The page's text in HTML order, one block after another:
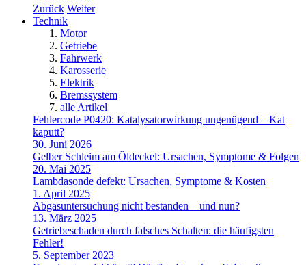
Zurück Weiter
Technik
Motor
Getriebe
Fahrwerk
Karosserie
Elektrik
Bremssystem
alle Artikel
Fehlercode P0420: Katalysatorwirkung ungenügend – Kat
kaputt?
30. Juni 2026
Gelber Schleim am Öldeckel: Ursachen, Symptome & Folgen
20. Mai 2025
Lambdasonde defekt: Ursachen, Symptome & Kosten
1. April 2025
Abgasuntersuchung nicht bestanden – und nun?
13. März 2025
Getriebeschaden durch falsches Schalten: die häufigsten
Fehler!
5. September 2023